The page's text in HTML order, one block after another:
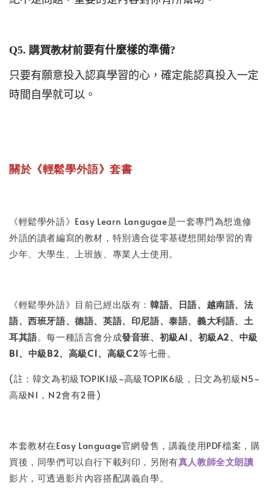
Q5. 購買教材前要有什麼樣的準備?
只要有願意投入認真學習的心，確定能認真投入一定
時間自學就可以。
關於《輕鬆學外語》套書
《輕鬆學外語》Easy Learn Langugae是一套專門為想進修
外語的讀者編寫的教材，特別適合從零基礎想開始學習的青
少年、大學生、上班族、專業人士使用。
《輕鬆學外語》目前已經出版有： 韓語、日語、越南語、法
語、西班牙語、德語、英語、印尼語、泰語、義大利語、土
耳其語。每一種語言會分成發音班、初級A1、初級A2、中級
B1、中級B2、高級C1、高級C2等七冊。
(註：韓文為初級TOPIK1級~高級TOPIK6級，日文為初級N5~
高級N1，N2會有2冊)
本套教材在Easy Language官網發售，講義使用PDF檔案，購
買後，同學們可以自行下載列印，另附有真人教師全文朗讀
影片，可透過影片內容搭配講義自學。